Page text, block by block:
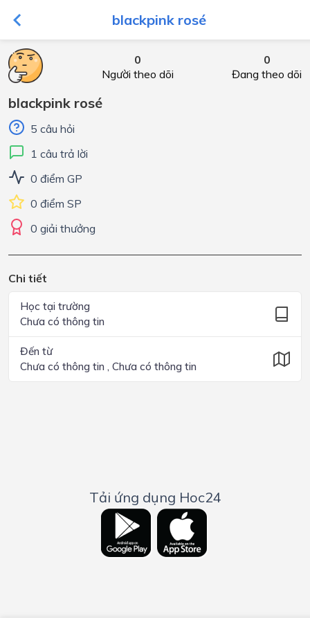
blackpink rosé
0
Người theo dõi
0
Đang theo dõi
blackpink rosé
5 câu hỏi
1 câu trả lời
0 điểm GP
0 điểm SP
0 giải thưởng
Chi tiết
Học tại trường
Chưa có thông tin
Đến từ
Chưa có thông tin , Chưa có thông tin
Tải ứng dụng Hoc24